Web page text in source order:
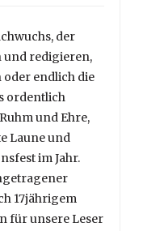
der
und redigieren,
oder endlich die
ordentlich
und Ehre,
Laune und
im Jahr.
17jährigem
für unsere Leser